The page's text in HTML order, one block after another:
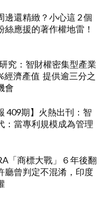
邊還精緻？小心這 2 個
絲應援的著作權地雷！
究：智財權密集型產業
經濟產值 提供逾三分之
會
409期】火熱出刊：智
：當專利規模成為管理
「商標大戰」６年後翻
廳曾判定不混淆，印度